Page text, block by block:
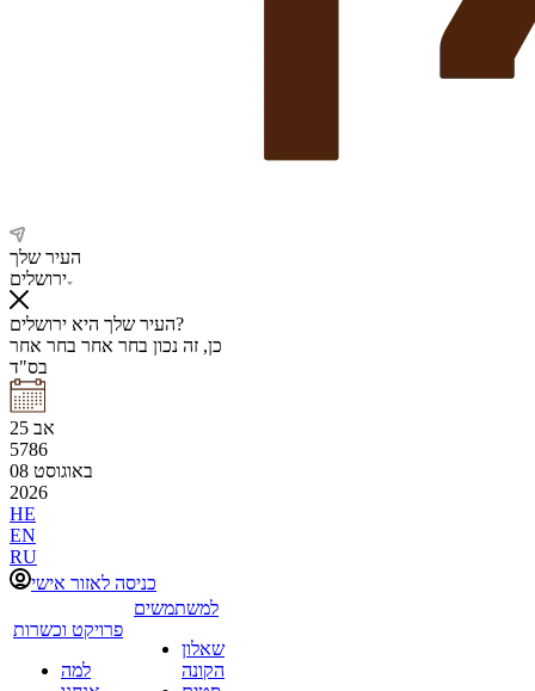
העיר שלך
ירושלים
העיר שלך היא ירושלים?
כן, זה נכון בחר אחר בחר אחר
בס"ד
25 אב
5786
08 באוגוסט
2026
HE
EN
RU
כניסה לאזור אישי
פרויקט וכשרות
למה
למשתמשים
שאלון
הקונה